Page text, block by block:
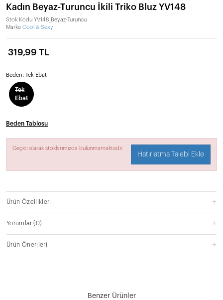
Kadın Beyaz-Turuncu İkili Triko Bluz YV148
Stok Kodu YV148_Beyaz-Turuncu
Marka Cool & Sexy
319,99 TL
Beden: Tek Ebat
Tek
Ebat
Beden Tablosu
Geçici olarak stoklarımızda bulunmamaktadır.
Hatırlatma Talebi Ekle
Ürün Özellikleri
Yorumlar(0)
Ürün Önerileri
Benzer Ürünler